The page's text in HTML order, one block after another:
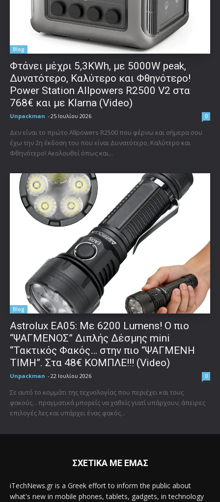
Blog
Φτάνει μέχρι 5,3KWh, με 5000W peak,
Δυνατότερο, Καλύτερο και Φθηνότερο!
Power Station Allpowers R2500 V2 στα
768€ και με Klarna (Video)
Unpackman - 25 Ιουλίου 2026 0
Δεν είναι το πρώτο Allpowers R2500 που φέρνω και σήμερα σου
έχω την 2η έκδοση του που είναι Δυνατότερο, Καλύτερο και
Φθηνότερο! Ακολουθεί όπως και...
Blog
Astrolux ΕΑ05: Με 6200 Lumens! Ο πιο
“ΨΑΓΜΕΝΟΣ” Διπλής Δέσμης mini
“Τακτικός Φακός… στην πιο “ΨΑΓΜΕΝΗ
ΤΙΜΗ”. Στα 48€ ΚΟΜΠΛΕ!!! (Video)
Unpackman - 22 Ιουλίου 2026 0
Σε αυτό το κομμάτι της τεχνολογίας που περιέχει και τους
φακούς... πραγματικά μπορείς να χαθείς γιατί υπάρχουν, άπειρες
επιλογές λες και υπάρχει ένας φακός...
ΣΧΕΤΙΚΑ ΜΕ ΕΜΑΣ
iTechNews.gr is a Greek effort to inform the public about
what's new in mobile phones, tablets, gadgets, in technology